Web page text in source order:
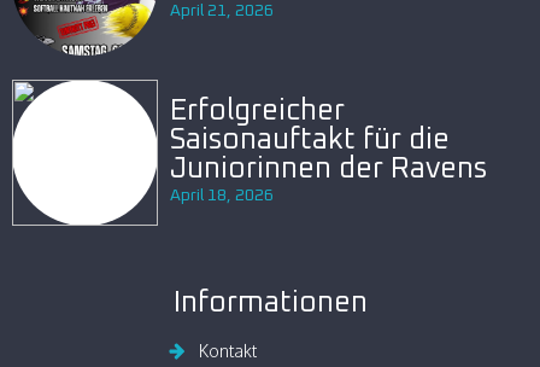
April 21, 2026
Erfolgreicher
Saisonauftakt für die
Juniorinnen der Ravens
April 18, 2026
Informationen
Kontakt